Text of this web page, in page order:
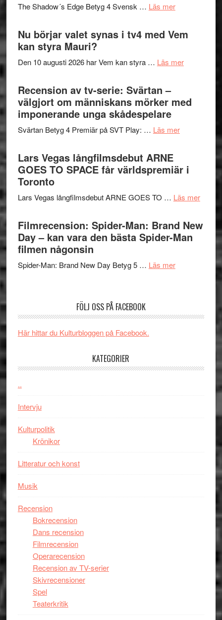
och
The Shadow´s Edge Betyg 4 Svensk … Läs merom
Shadow
Edge
och
en
i
Nu börjar valet synas i tv4 med Vem
kan styra Mauri?
Den 10 augusti 2026 har Vem kan styra … Läs merom
valet
synas
kan
Recension av tv-serie: Svärtan –
välgjort om människans mörker med
imponerande unga skådespelare
Svärtan Betyg 4 Premiär på SVT Play: … Läs merom
tv-
serie:
–
om
människans
imponerande
Lars Vegas långfilmsdebut ARNE
GOES TO SPACE får världspremiär i
Toronto
Lars Vegas långfilmsdebut ARNE GOES TO … Läs merom
ARNE
i
Filmrecension: Spider-Man: Brand New
Day – kan vara den bästa Spider-Man
filmen någonsin
Spider-Man: Brand New Day Betyg 5 … Läs merom
vara
FÖLJ OSS PÅ FACEBOOK
Här hittar du Kulturbloggen på Facebook.
KATEGORIER
..
Intervju
Kulturpolitik
Krönikor
Litteratur och konst
Musik
Recension
Bokrecension
Dans recension
Filmrecension
Operarecension
Recension av TV-serier
Skivrecensioner
Spel
Teaterkritik